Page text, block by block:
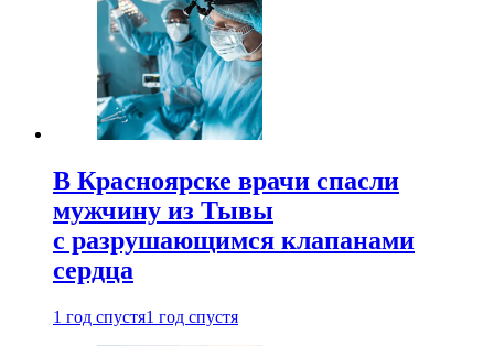
В Красноярске врачи спасли
мужчину из Тывы
с разрушающимся клапанами
сердца
1 год спустя1 год спустя